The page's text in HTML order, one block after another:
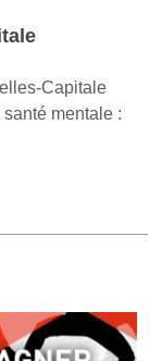
Capitale
mentale :